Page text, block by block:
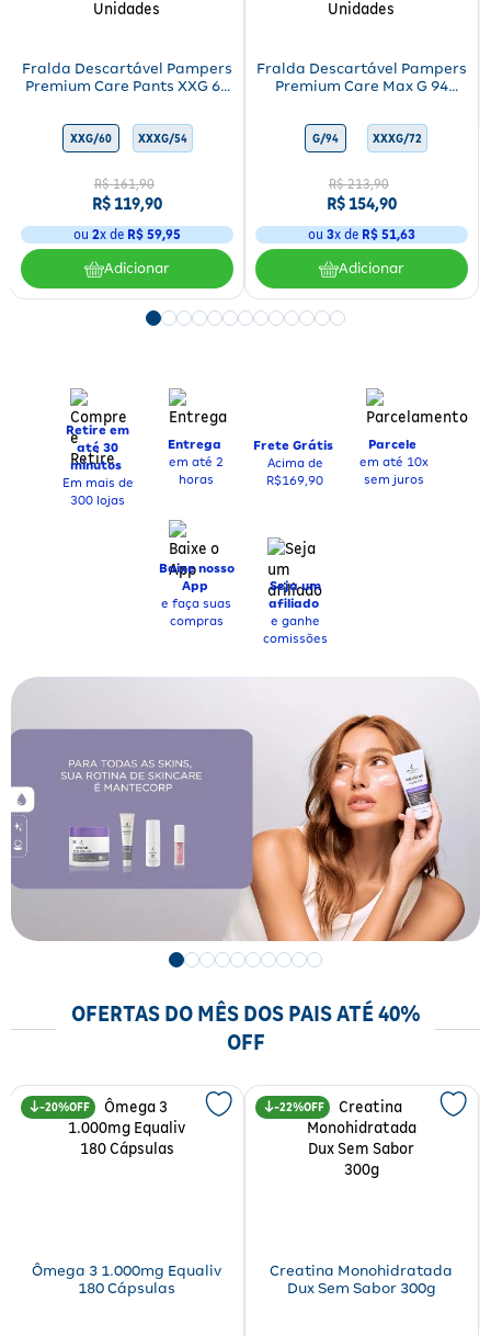
Fralda Descartável Pampers
Premium Care Pants XXG 60
XXG/60 XXXG/54 G/68 M/78
R$ 161,90
R$119,90
ou 2x de R$ 59,95
Adicionar
Fralda Descartável Pampers
Premium Care Max G 94
XXXG/72 G/94 XXXG/72
R$ 213,90
R$154,90
ou 3x de R$ 51,63
Adicionar
Retire em
até 30
minutos
Em mais de
300 lojas
Entrega
em até 2
horas
Frete Grátis
Acima de
R$169,90
Parcele
em até 10x
sem juros
Baixe nosso
App
e faça suas
compras
Seja um
afiliado
e ganhe
comissões
OFERTAS DO MÊS DOS PAIS ATÉ 40%
OFF
20%
Ômega 3 1.000mg Equaliv
180 Cápsulas
22%
Creatina Monohidratada
Dux Sem Sabor 300g
Fitoterápicos e Homeopáticos
Parar de fumar